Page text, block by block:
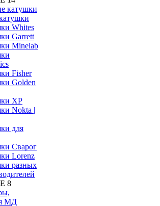
Whites
Garrett
Minelab
Fisher
Golden
XP
Nokta |
для
Сварог
Lorenz
разных
8